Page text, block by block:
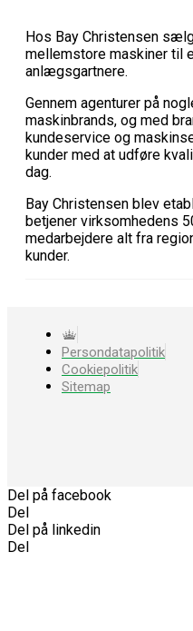
Hos Bay Christensen
mellemstore maskiner til
anlægsgartnere.
Gennem agenturer på
maskinbrands, og med
kundeservice og
kunder med at udføre
dag.
Bay Christensen blev
betjener virksomhedens
medarbejdere alt fra
kunder.
Persondatapolitik
Cookiepolitik
Sitemap
Del på facebook
Del
Del på linkedin
Del